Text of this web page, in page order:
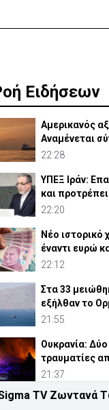
Ειδήσεων
Αμερικανός
Αναμένεται
συμφωνία για
22:28
ΥΠΕΞ Ιράν:
και
μουσουλμάνων
22:20
Νέο ιστορικό
έναντι ευρώ
τουρκική λίρα
22:12
Στα 33
εξήλθαν το
Πέμπτη
21:55
Ουκρανία: Δύο
τραυματίες
πλήγματα
21:37
ΗΠΑ: Η
TV Ζωντανά